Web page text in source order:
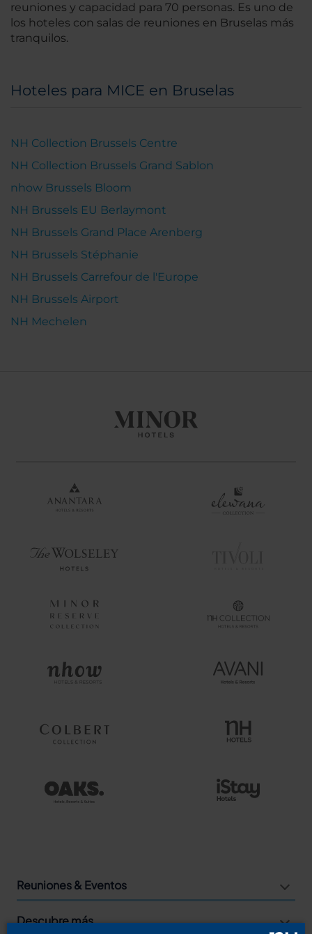
reuniones y capacidad para 70 personas. Es uno de
los hoteles con salas de reuniones en Bruselas más
tranquilos.
Hoteles para MICE en Bruselas
NH Collection Brussels Centre
NH Collection Brussels Grand Sablon
nhow Brussels Bloom
NH Brussels EU Berlaymont
NH Brussels Grand Place Arenberg
NH Brussels Stéphanie
NH Brussels Carrefour de l'Europe
NH Brussels Airport
NH Mechelen
Reuniones & Eventos
Descubre más